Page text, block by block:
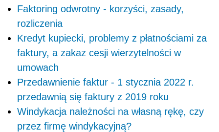
Faktoring odwrotny - korzyści, zasady,
rozliczenia
Kredyt kupiecki, problemy z płatnościami za
faktury, a zakaz cesji wierzytelności w
umowach
Przedawnienie faktur - 1 stycznia 2022 r.
przedawnią się faktury z 2019 roku
Windykacja należności na własną rękę, czy
przez firmę windykacyjną?